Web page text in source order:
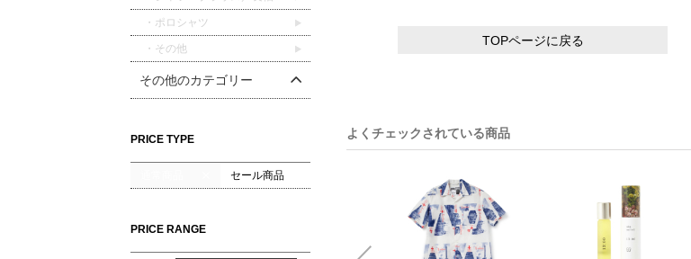
・ポロシャツ
・その他
その他のカテゴリー
PRICE TYPE
セール商品
PRICE RANGE
TOPページに戻る
よくチェックされている商品